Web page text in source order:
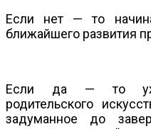
Если нет — то
ближайшего развития
Если да — то
родительского
задуманное до